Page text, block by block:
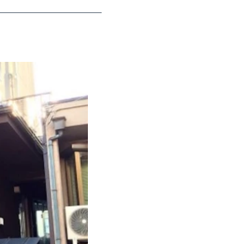
RedditTelegram